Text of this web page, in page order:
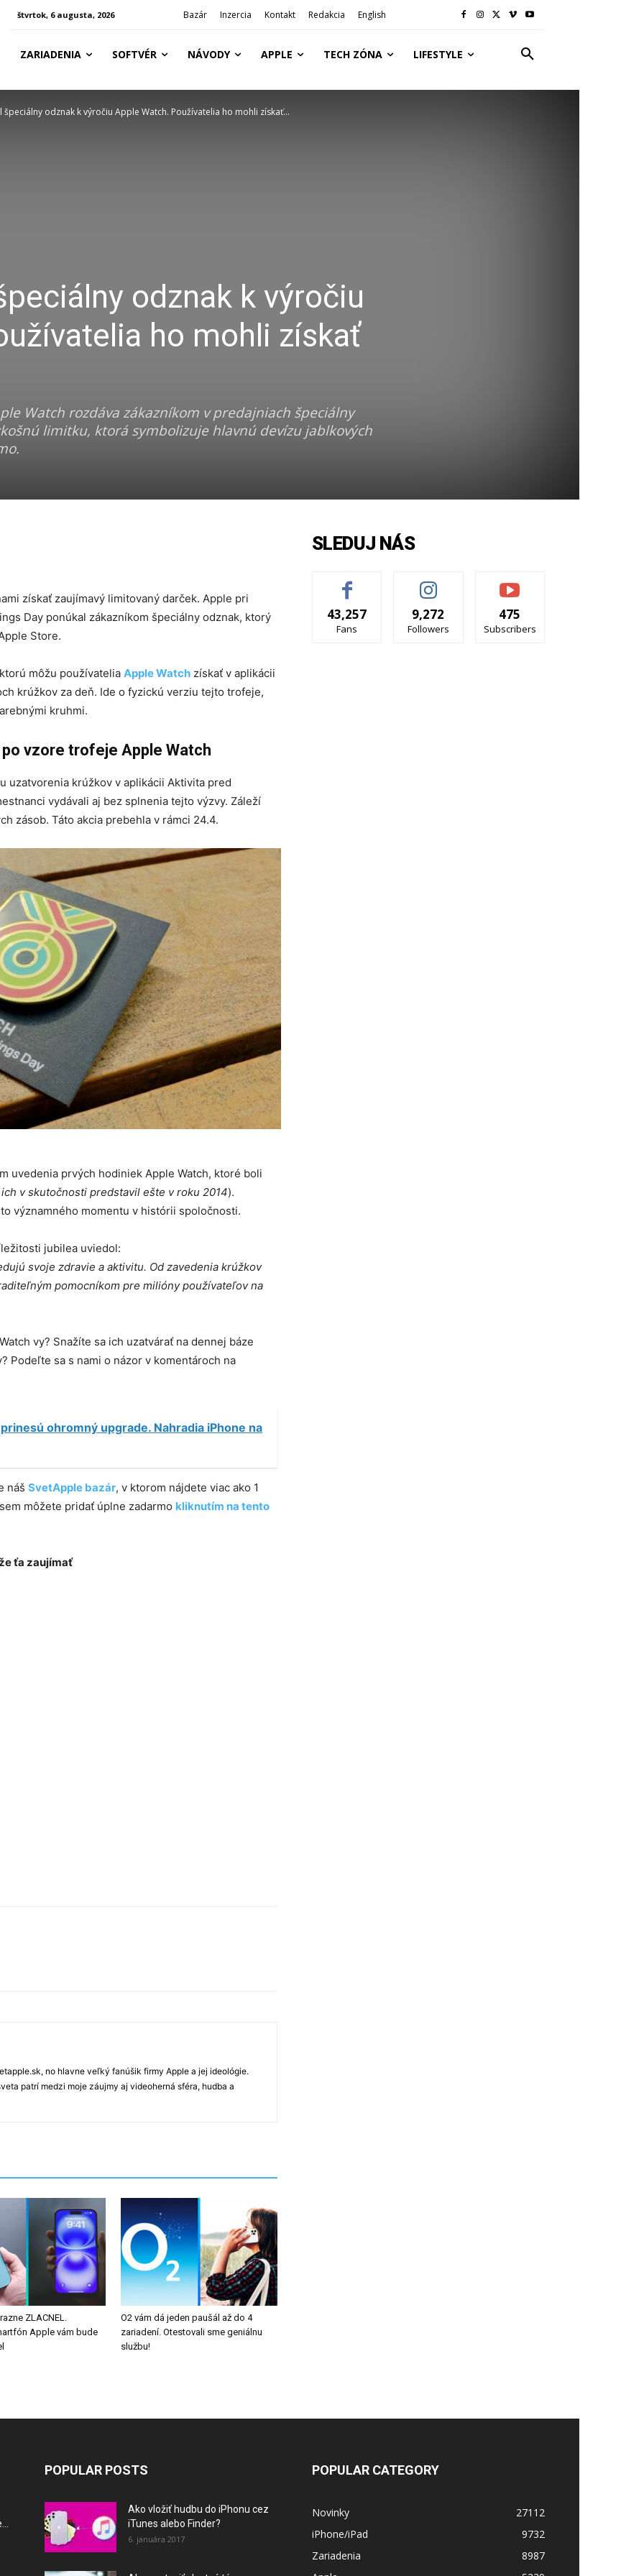
štvrtok, 6 augusta, 2026 Bazár Inzercia Kontakt Redakcia English
ZARIADENIA SOFTVÉR NÁVODY APPLE TECH ZÓNA LIFESTYLE
odznak k výročiu Apple Watch. Používatelia ho mohli získať...
odznak k výročiu
ho mohli získať
Watch rozdáva zákazníkom v predajniach špeciálny
limitku, ktorá symbolizuje hlavnú devízu jablkových
získať zaujímavý limitovaný darček. Apple pri
Day ponúkal zákazníkom špeciálny odznak, ktorý
Store.
môžu používatelia Apple Watch získať v aplikácii
krúžkov za deň. Ide o fyzickú verziu tejto trofeje,
kruhmi.
vzore trofeje Apple Watch
uzatvorenia krúžkov v aplikácii Aktivita pred
vydávali aj bez splnenia tejto výzvy. Záleží
zásob. Táto akcia prebehla v rámci 24.4.
uvedenia prvých hodiniek Apple Watch, ktoré boli
v skutočnosti predstavil ešte v roku 2014).
významného momentu v histórii spoločnosti.
jubilea uviedol:
svoje zdravie a aktivitu. Od zavedenia krúžkov
pomocníkom pre milióny používateľov na
vy? Snažíte sa ich uzatvárať na dennej báze
Podeľte sa s nami o názor v komentároch na
ohromný upgrade. Nahradia iPhone na
náš SvetApple bazár, v ktorom nájdete viac ako 1
môžete pridať úplne zadarmo kliknutím na tento
ťa zaujímať
no hlavne veľký fanúšik firmy Apple a jej ideológie.
patrí medzi moje záujmy aj videoherná sféra, hudba a
ZLACNEL.
Apple vám bude
O2 vám dá jeden paušál až do 4
zariadení. Otestovali sme geniálnu
službu!
SLEDUJ NÁS
43,257
Fans
9,272
Followers
475
Subscribers
POPULAR POSTS
Ako vložiť hudbu do iPhonu cez
iTunes alebo Finder?
6. januára 2017
POPULAR CATEGORY
Novinky
27112
iPhone/iPad
9732
Zariadenia
8987